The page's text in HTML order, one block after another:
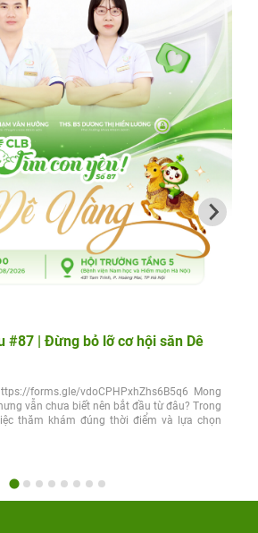
#87 | Đừng bỏ lỡ cơ hội săn Dê
forms.gle/vdoCPHPxhZhs6B5q6 Mong
vẫn chưa biết nên bắt đầu từ đâu? Trong
thăm khám đúng thời điểm và lựa chọn